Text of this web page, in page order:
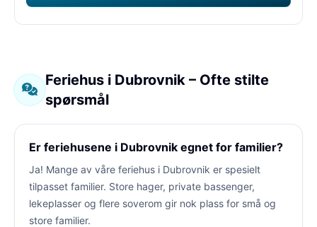
Feriehus i Dubrovnik – Ofte stilte
spørsmål
Er feriehusene i Dubrovnik egnet for familier?
Ja! Mange av våre feriehus i Dubrovnik er spesielt
tilpasset familier. Store hager, private bassenger,
lekeplasser og flere soverom gir nok plass for små og
store familier.